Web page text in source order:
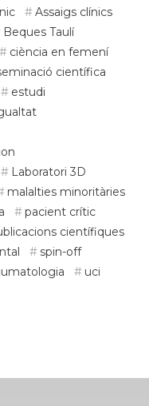
Assaigs clínics
Beques Taulí
ciència en femení
científica
estudi
Laboratori 3D
malalties minoritàries
pacient crític
científiques
spin-off
uci